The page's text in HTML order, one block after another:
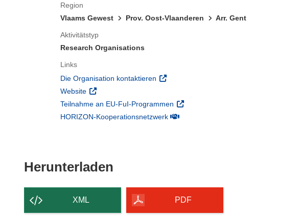
Region
Vlaams Gewest
Prov. Oost-Vlaanderen Arr. Gent
Aktivitätstyp
Research Organisations
Links
Die Organisation kontaktieren (öffnet in neuem Fenster)
Website (öffnet in neuem Fenster)
Teilnahme an EU-FuI-Programmen (öffnet in neuem Fenster)
HORIZON-Kooperationsnetzwerk(öffnet in neuem Fenster)
Herunterladen
XML PDF